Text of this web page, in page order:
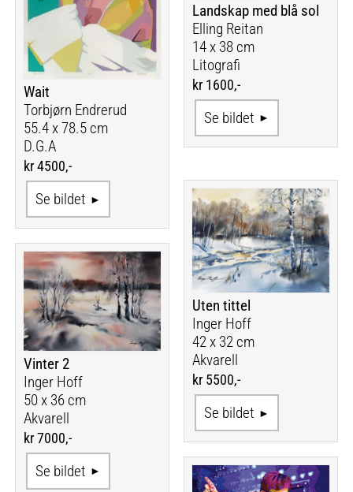
Landskap med blå sol
Elling Reitan
14 x 38 cm
Litografi
kr 1600,-
Se bildet
Wait
Torbjørn Endrerud
55.4 x 78.5 cm
D.G.A
kr 4500,-
Se bildet
Uten tittel
Inger Hoff
42 x 32 cm
Akvarell
kr 5500,-
Se bildet
Vinter 2
Inger Hoff
50 x 36 cm
Akvarell
kr 7000,-
Se bildet